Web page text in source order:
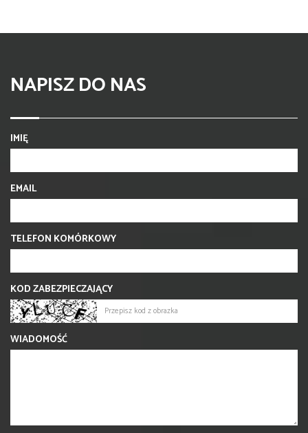
NAPISZ DO NAS
IMIĘ
EMAIL
TELEFON KOMÓRKOWY
KOD ZABEZPIECZAJĄCY
WIADOMOŚĆ